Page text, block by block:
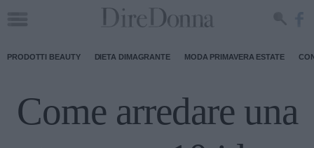
PRODOTTI BEAUTY DIETA DIMAGRANTE MODA PRIMAVERA ESTATE
Come arredare una